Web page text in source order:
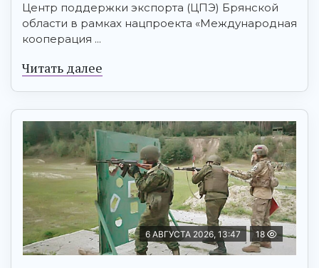
Центр поддержки экспорта (ЦПЭ) Брянской
области в рамках нацпроекта «Международная
кооперация ...
Читать далее
6 АВГУСТА 2026, 13:47 18